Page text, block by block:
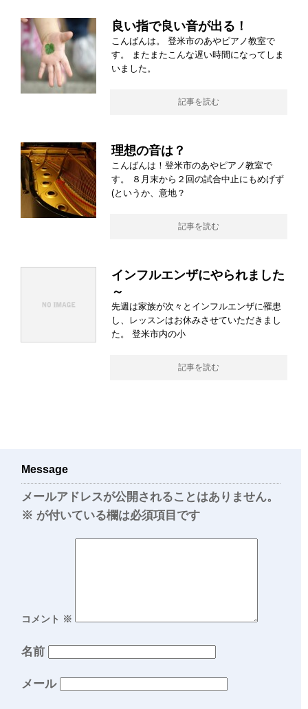
良い指で良い音が出る！
こんばんは。 登米市のあやピアノ教室で
す。 またまたこんな遅い時間になってしま
いました。
記事を読む
理想の音は？
こんばんは！登米市のあやピアノ教室で
す。 ８月末から２回の試合中止にもめげず
(というか、意地？
記事を読む
インフルエンザにやられました
～
先週は家族が次々とインフルエンザに罹患
し、レッスンはお休みさせていただきまし
た。 登米市内の小
記事を読む
Message
メールアドレスが公開されることはありません。
※ が付いている欄は必須項目です
コメント ※
名前
メール